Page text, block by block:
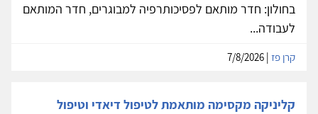
בחולון: חדר מותאם לפסיכותרפיה למבוגרים, חדר המותאם
לעבודה...
קרן פז
קליניקה מקסימה מותאמת לטיפול דיאדי וטיפול